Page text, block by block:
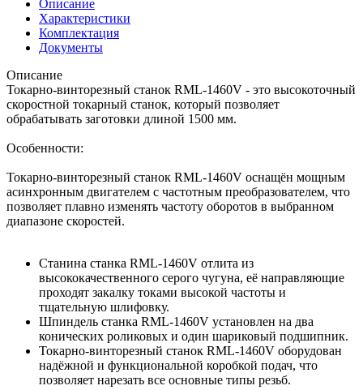
Описание
Характеристики
Комплектация
Документы
Описание
Токарно-винторезный станок RML-1460V - это высокоточный
скоростной токарный станок, который позволяет
обрабатывать заготовки длиной 1500 мм.
Особенности:
Токарно-винторезный станок RML-1460V оснащён мощным
асинхронным двигателем с частотным преобразователем, что
позволяет плавно изменять частоту оборотов в выбранном
диапазоне скоростей.
Станина станка RML-1460V отлита из
высококачественного серого чугуна, её направляющие
проходят закалку токами высокой частоты и
тщательную шлифовку.
Шпиндель станка RML-1460V установлен на два
конических роликовых и один шариковый подшипник.
Токарно-винторезный станок RML-1460V оборудован
надёжной и функциональной коробкой подач, что
позволяет нарезать все основные типы резьб.